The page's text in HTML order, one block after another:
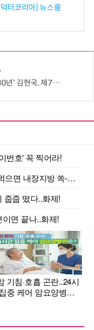
터코리아] 뉴스룸
유라시아 대륙횡단 나선다